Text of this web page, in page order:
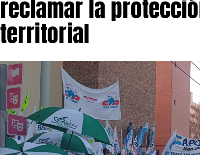
Financiamiento Universitario, respaldada en
Suprema de Justicia. Esa normativa prevé
carácter retroactivo y revisiones trimestrales
En este sentido, la FATUN expresó su
Políticas Universitarias, a quien acusó de
durante las negociaciones paritarias, un
distanciamiento entre las partes.
Como parte de la escalada gremial, el Frente
reclamar la
territorial